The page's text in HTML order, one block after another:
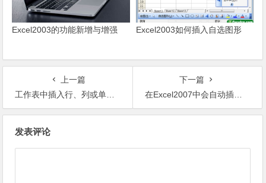
Excel2003的功能新增与增强 Excel2003如何插入自选图形
上一篇
工作表中插入行、列或单元格
下一篇
在Excel2007中会自动插入分页符
发表评论